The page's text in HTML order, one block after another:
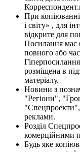
При копіюванні
і світу» , для
відкрите для
Посилання має
повного або
розміщена в
матеріалу.
Новини з
"Регіони",
реклами.
Розділ
комерційними
Будь яке